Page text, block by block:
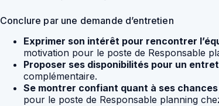
Conclure par une demande d’entretien
Exprimer son intérêt pour rencontrer
motivation pour le poste de Responsable
Proposer ses disponibilités pour un
complémentaire.
Se montrer confiant quant à ses
pour le poste de Responsable planning